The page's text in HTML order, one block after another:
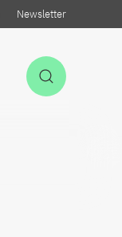
Newsletter